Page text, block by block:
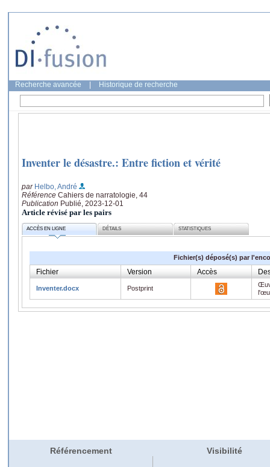
Recherche avancée Historique de recherche
Inventer le désastre.: Entre fiction et vérité
par Helbo, André
Référence Cahiers de narratologie, 44
Publication Publié, 2023-12-01
Article révisé par les pairs
ACCÈS EN LIGNE DÉTAILS STATISTIQUES
Fichier(s) déposé(s) par
Fichier Version Accès
Inventer.docx Postprint
Référencement Visibilité